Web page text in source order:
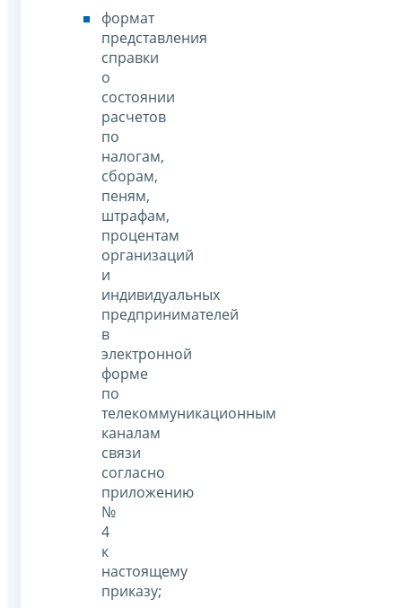
формат
представления
справки
о
состоянии
расчетов
по
налогам,
сборам,
пеням,
штрафам,
процентам
организаций
и
индивидуальных
предпринимателей
в
электронной
форме
по
телекоммуникационным
каналам
связи
согласно
приложению
№
4
к
настоящему
приказу;